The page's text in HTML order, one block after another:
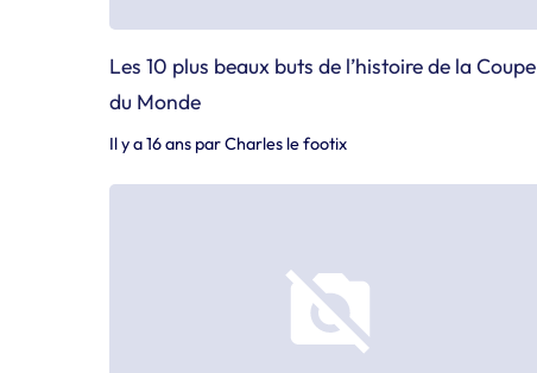
Les 10 plus beaux buts de l’histoire de la Coupe
du Monde
Il y a 16 ans parCharles le footix